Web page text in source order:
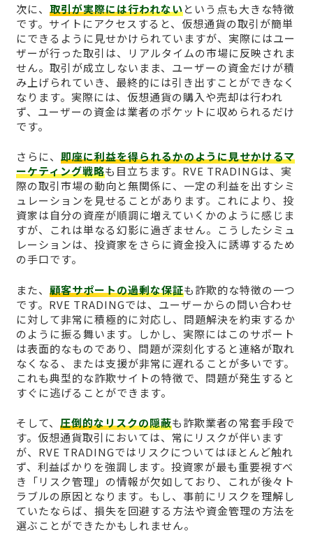
次に、 取引が実際には行われないという点も大きな特徴
です。サイトにアクセスすると、仮想通貨の取引が簡単
にできるように見せかけられていますが、実際にはユー
ザーが行った取引は、リアルタイムの市場に反映されま
せん。取引が成立しないまま、ユーザーの資金だけが積
み上げられていき、最終的には引き出すことができなく
なります。実際には、仮想通貨の購入や売却は行われ
ず、ユーザーの資金は業者のポケットに収められるだけ
です。
さらに、 即座に利益を得られるかのように見せかけるマ
ーケティング戦略も目立ちます。RVE TRADINGは、実
際の取引市場の動向と無関係に、一定の利益を出すシミ
ュレーションを見せることがあります。これにより、投
資家は自分の資産が順調に増えていくかのように感じま
すが、これは単なる幻影に過ぎません。こうしたシミュ
レーションは、投資家をさらに資金投入に誘導するため
の手口です。
また、 顧客サポートの過剰な保証も詐欺的な特徴の一つ
です。RVE TRADINGでは、ユーザーからの問い合わせ
に対して非常に積極的に対応し、問題解決を約束するか
のように振る舞います。しかし、実際にはこのサポート
は表面的なものであり、問題が深刻化すると連絡が取れ
なくなる、または支援が非常に遅れることが多いです。
これも典型的な詐欺サイトの特徴で、問題が発生すると
すぐに逃げることができます。
そして、 圧倒的なリスクの隠蔽も詐欺業者の常套手段で
す。仮想通貨取引においては、常にリスクが伴います
が、RVE TRADINGではリスクについてはほとんど触れ
ず、利益ばかりを強調します。投資家が最も重要視すべ
き「リスク管理」の情報が欠如しており、これが後々ト
ラブルの原因となります。もし、事前にリスクを理解し
ていたならば、損失を回避する方法や資金管理の方法を
選ぶことができたかもしれません。